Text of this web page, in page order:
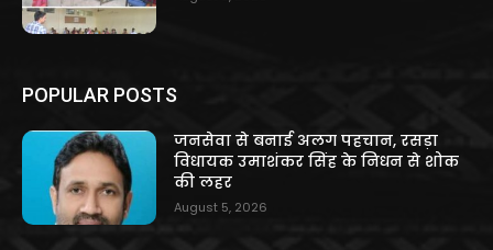
POPULAR POSTS
जनसेवा से बनाई अलग पहचान, रसड़ा
विधायक उमाशंकर सिंह के निधन से शोक
की लहर
August 5, 2026